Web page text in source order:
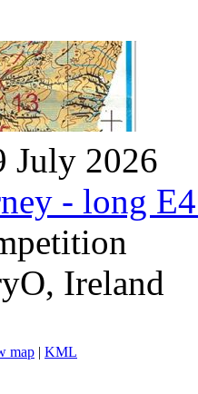
July 2026
- long
Ireland
map | KML